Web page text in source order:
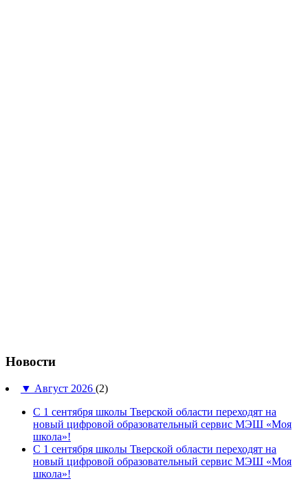
Новости
▼ Август 2026 (2)
С 1 сентября школы Тверской области переходят на
новый цифровой образовательный сервис МЭШ «Моя
школа»!
С 1 сентября школы Тверской области переходят на
новый цифровой образовательный сервис МЭШ «Моя
школа»!